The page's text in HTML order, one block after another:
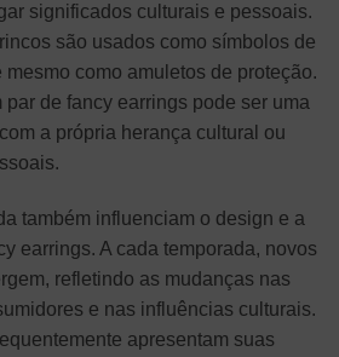
significados culturais e pessoais.
são usados como símbolos de
mesmo como amuletos de proteção.
par de fancy earrings pode ser uma
a própria herança cultural ou
também influenciam o design e a
earrings. A cada temporada, novos
refletindo as mudanças nas
e nas influências culturais.
apresentam suas